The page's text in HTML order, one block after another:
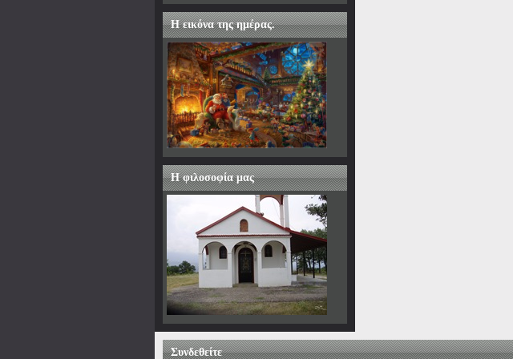
Η εικόνα της ημέρας.
Η φιλοσοφία μας
Συνδεθείτε